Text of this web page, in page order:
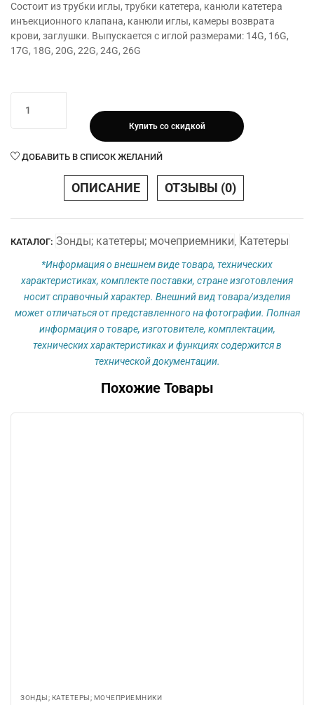
Состоит из трубки иглы, трубки катетера, канюли катетера
инъекционного клапана, канюли иглы, камеры возврата
крови, заглушки. Выпускается с иглой размерами: 14G, 16G,
17G, 18G, 20G, 22G, 24G, 26G
товара
Катетер/
внутривенный
периферический
c
инъекционным
клапаном
Купить со скидкой
ДОБАВИТЬ В СПИСОК ЖЕЛАНИЙ
ОПИСАНИЕ ОТЗЫВЫ (0)
КАТАЛОГ: Зонды; катетеры; мочеприемники Катетеры
*Информация о внешнем виде товара, технических
характеристиках, комплекте поставки, стране изготовления
носит справочный характер. Внешний вид товара/изделия
может отличаться от представленного на фотографии. Полная
информация о товаре, изготовителе, комплектации,
технических характеристиках и функциях содержится в
технической документации.
Похожие Товары
ЗОНДЫ; КАТЕТЕРЫ; МОЧЕПРИЕМНИКИ